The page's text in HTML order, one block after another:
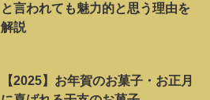
と言われても魅力的と思う理由を
解説
【2025】お年賀のお菓子・お正月